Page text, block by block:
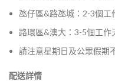
氹仔區&路氹城：2-3個工
路環區&澳大：3-5個工作
請注意星期日及公眾假期
配送詳情